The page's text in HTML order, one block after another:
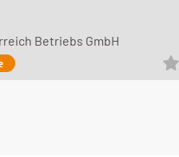
Betriebs GmbH